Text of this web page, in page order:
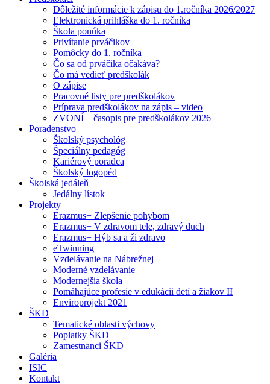
Dôležité informácie k zápisu do 1.ročníka 2026/2027
Elektronická prihláška do 1. ročníka
Škola ponúka
Privítanie prváčikov
Pomôcky do 1. ročníka
Čo sa od prváčika očakáva?
Čo má vedieť predškolák
O zápise
Pracovné listy pre predškolákov
Príprava predškolákov na zápis – video
ZVONÍ – časopis pre predškolákov 2026
Poradenstvo
Školský psychológ
Špeciálny pedagóg
Kariérový poradca
Školský logopéd
Školská jedáleň
Jedálny lístok
Projekty
Erazmus+ Zlepšenie pohybom
Erazmus+ V zdravom tele, zdravý duch
Erazmus+ Hýb sa a ži zdravo
eTwinning
Vzdelávanie na Nábrežnej
Moderné vzdelávanie
Modernejšia škola
Pomáhajúce profesie v edukácii detí a žiakov II
Enviroprojekt 2021
ŠKD
Tematické oblasti výchovy
Poplatky ŠKD
Zamestnanci ŠKD
Galéria
ISIC
Kontakt